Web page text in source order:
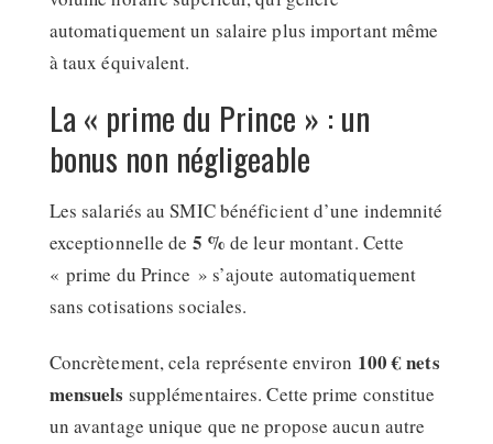
automatiquement un salaire plus important même
à taux équivalent.
La « prime du Prince » : un
bonus non négligeable
Les salariés au SMIC bénéficient d’une indemnité
exceptionnelle de 5 % de leur montant. Cette
« prime du Prince » s’ajoute automatiquement
sans cotisations sociales.
Concrètement, cela représente environ 100 € nets
mensuels supplémentaires. Cette prime constitue
un avantage unique que ne propose aucun autre